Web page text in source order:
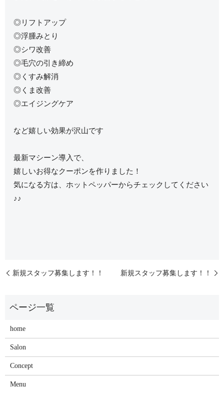
◎リフトアップ
◎浮腫みとり
◎シワ改善
◎毛穴の引き締め
◎くすみ解消
◎くま改善
◎エイジングケア
など嬉しい効果が沢山です
最新マシーン導入で、
嬉しいお得なクーポンを作りました！
気になる方は、ホットペッパーからチェックしてください
♪♪
新規スタッフ募集します！！ 新規スタッフ募集します！！
home
Salon
Concept
Menu